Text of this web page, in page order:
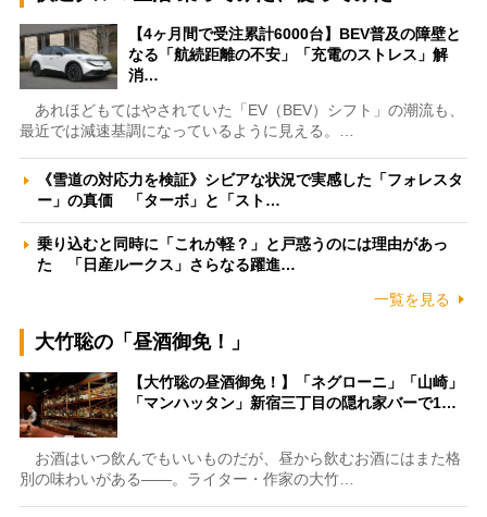
【4ヶ月間で受注累計6000台】BEV普及の障壁と
なる「航続距離の不安」「充電のストレス」解
消…
あれほどもてはやされていた「EV（BEV）シフト」の潮流も、
最近では減速基調になっているように見える。…
《雪道の対応力を検証》シビアな状況で実感した「フォレスタ
ー」の真価 「ターボ」と「スト…
乗り込むと同時に「これが軽？」と戸惑うのには理由があっ
た 「日産ルークス」さらなる躍進…
一覧を見る
大竹聡の「昼酒御免！」
【大竹聡の昼酒御免！】「ネグローニ」「山崎」
「マンハッタン」新宿三丁目の隠れ家バーで1…
お酒はいつ飲んでもいいものだが、昼から飲むお酒にはまた格
別の味わいがある――。ライター・作家の大竹…